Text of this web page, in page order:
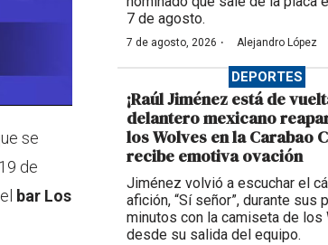
se
de
bar Los
7 de agosto.
7 de agosto, 2026 · Alejandro López
DEPORTES
¡Raúl Jiménez está de
delantero mexicano
los Wolves en la Carabao
recibe emotiva ovación
Jiménez volvió a escuchar el
afición, “Sí señor”, durante sus
minutos con la camiseta de los
desde su salida del equipo.